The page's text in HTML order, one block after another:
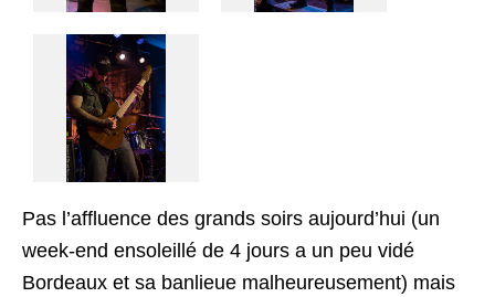
Pas l’affluence des grands soirs aujourd’hui (un
week-end ensoleillé de 4 jours a un peu vidé
Bordeaux et sa banlieue malheureusement) mais